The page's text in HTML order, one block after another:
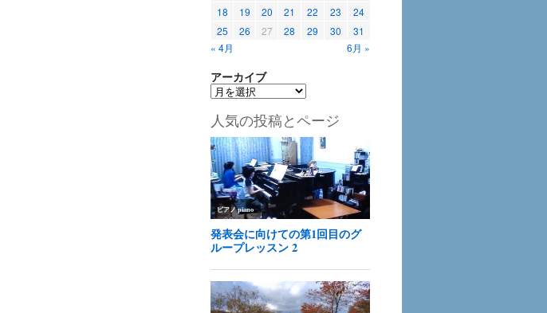
18
19 20 21 22 23
24
25
26 27 28 29 30
31
« 4月
6月 »
アーカイブ
ア
カ
ブ
人気の投稿とページ